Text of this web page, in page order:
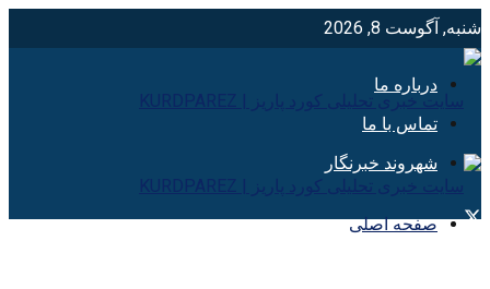
شنبه, آگوست 8, 2026
درباره ما
تماس با ما
شهروند خبرنگار
صفحه اصلی